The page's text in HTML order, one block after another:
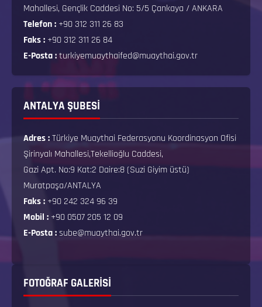
Mahallesi, Gençlik Caddesi No: 5/5 Çankaya / ANKARA
Telefon : +90 312 311 26 83
Faks : +90 312 311 26 84
E-Posta :turkiyemuaythaifed@muaythai.gov.tr
ANTALYA ŞUBESİ
Adres :Türkiye Muaythai Federasyonu Koordinasyon Ofisi
Şirinyalı Mahallesi,Tekellioğlu Caddesi,
Gazi Apt. No:9 Kat:2 Daire:8 (Suzi Giyim üstü)
Muratpaşa/ANTALYA
Faks : +90 242 324 96 39
Mobil : +90 0507 205 12 09
E-Posta :sube@muaythai.gov.tr
FOTOĞRAF GALERISI